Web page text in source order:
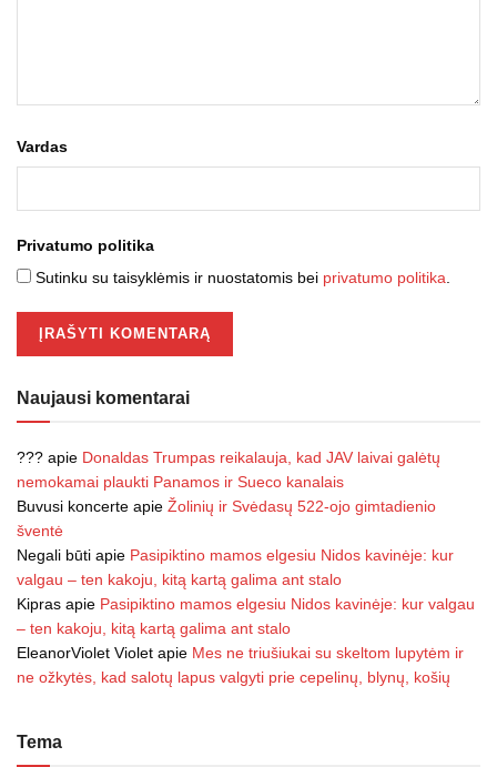
Vardas
Privatumo politika
Sutinku su taisyklėmis ir nuostatomis bei privatumo politika
Naujausi komentarai
??? apie Donaldas Trumpas reikalauja, kad JAV laivai galėtų
nemokamai plaukti Panamos ir Sueco kanalais
Buvusi koncerte apie Žolinių ir Svėdasų 522-ojo gimtadienio
šventė
Negali būti apie Pasipiktino mamos elgesiu Nidos kavinėje: kur
valgau – ten kakoju, kitą kartą galima ant stalo
Kipras apie Pasipiktino mamos elgesiu Nidos kavinėje: kur valgau
– ten kakoju, kitą kartą galima ant stalo
EleanorViolet Violet apie Mes ne triušiukai su skeltom lupytėm ir
ne ožkytės, kad salotų lapus valgyti prie cepelinų, blynų, košių
Tema